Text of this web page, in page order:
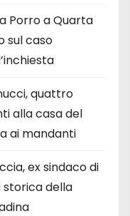
Porro a Quarta
sul caso
quattro
alla casa del
ai mandanti
ex sindaco di
storica della